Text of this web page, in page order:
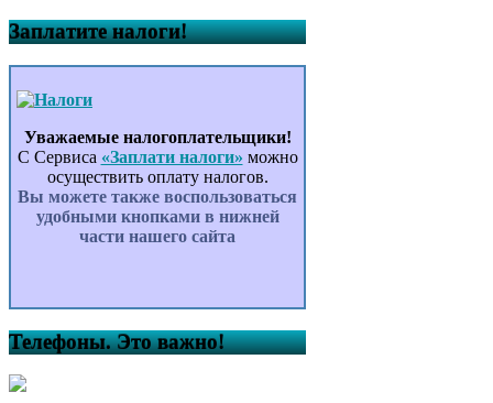
Заплатите налоги!
Уважаемые налогоплательщики!
С Сервиса «Заплати налоги» можно
осуществить оплату налогов.
Вы можете также воспользоваться
удобными кнопками в нижней
части нашего сайта
Телефоны. Это важно!